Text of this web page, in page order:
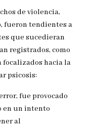
de violencia,
fueron tendientes a
que sucedieran
registrados, como
focalizados hacia la
psicosis:
fue provocado
en un intento
al